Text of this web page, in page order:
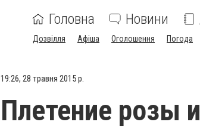
Головна Новини
Дозвілля Афіша Оголошення Погода
19:26, 28 травня 2015 р.
Плетение розы